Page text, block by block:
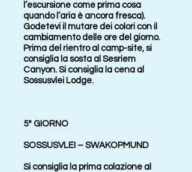
l’escursione come prima cosa
quando l’aria è ancora fresca).
Godetevi il mutare dei colori con il
cambiamento delle ore del giorno.
Prima del rientro al camp-site, si
consiglia la sosta al Sesriem
Canyon. Si consiglia la cena al
Sossusvlei Lodge.
5° GIORNO
SOSSUSVLEI – SWAKOPMUND
Si consiglia la prima colazione al